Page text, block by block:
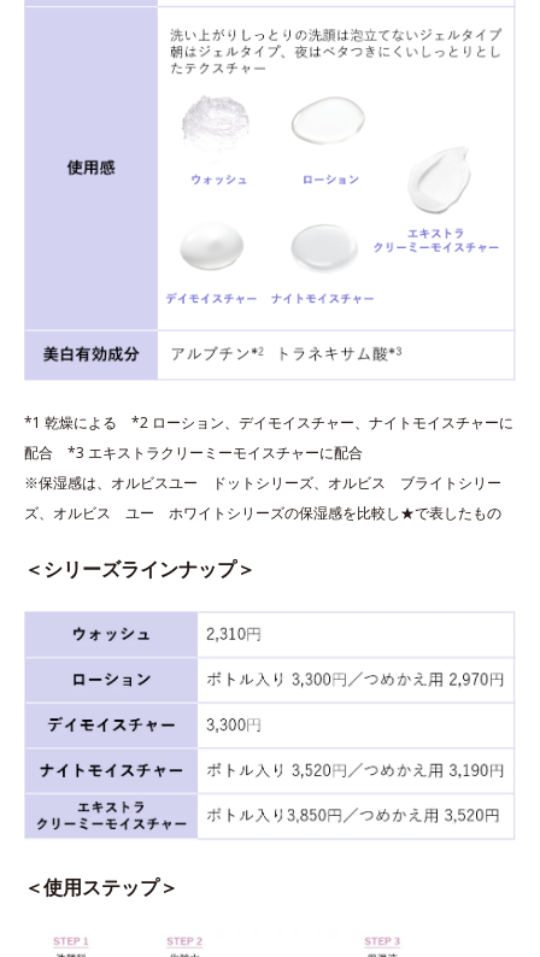
*1 乾燥による *2 ローション、デイモイスチャー、ナイトモイスチャーに
配合 *3 エキストラクリーミーモイスチャーに配合
※保湿感は、オルビスユー ドットシリーズ、オルビス ブライトシリー
ズ、オルビス ユー ホワイトシリーズの保湿感を比較し★で表したもの
＜シリーズラインナップ＞
＜使用ステップ＞